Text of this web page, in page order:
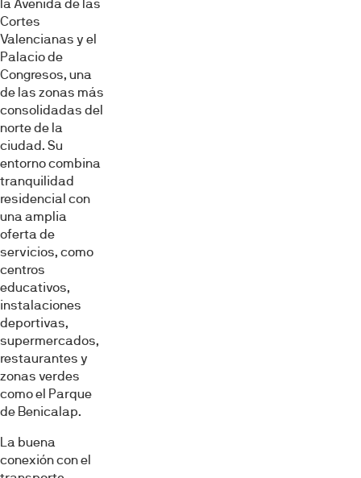
la Avenida de las
Cortes
Valencianas y el
Palacio de
Congresos, una
de las zonas más
consolidadas del
norte de la
ciudad. Su
entorno combina
tranquilidad
residencial con
una amplia
oferta de
servicios, como
centros
educativos,
instalaciones
deportivas,
supermercados,
restaurantes y
zonas verdes
como el Parque
de Benicalap.
La buena
conexión con el